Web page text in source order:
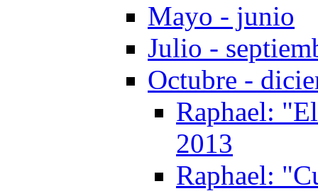
Mayo - junio
Julio -
Octubre -
Raphael:
2013
Raphael: